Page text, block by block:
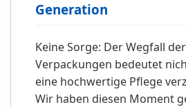
Generation
Keine Sorge: Der Wegfall
Verpackungen bedeutet
eine hochwertige Pflege
Wir haben diesen Moment